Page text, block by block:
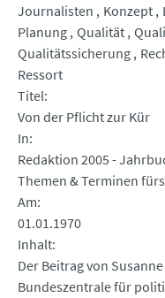
Journalisten
Konzept
Planung Qualität
Qualitätssicherung
Ressort
Titel
Von der Pflicht zur Kür
In
Redaktion 2005 -
Themen & Terminen
Am
01.01.1970
Inhalt
Der Beitrag von
Bundeszentrale für